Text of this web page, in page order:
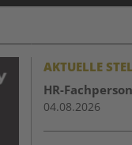
AKTUELLE
HR-
04.08.2026